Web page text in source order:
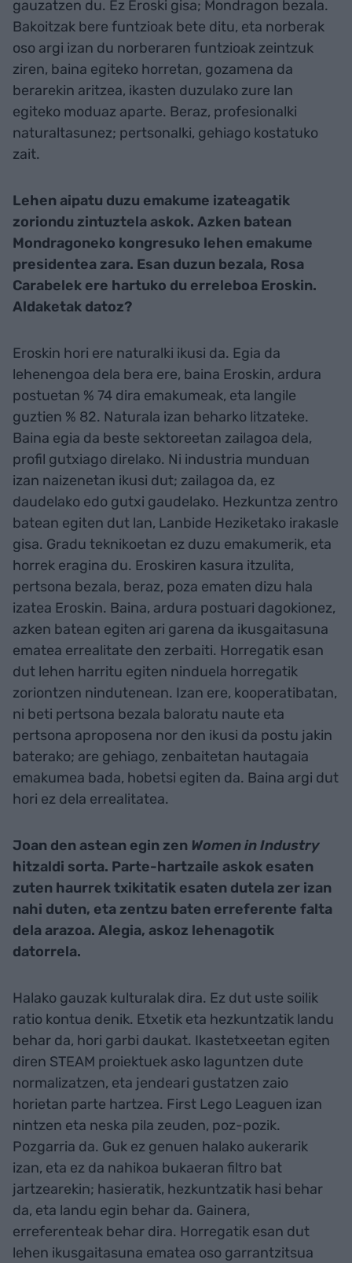
gauzatzen du. Ez Eroski gisa; Mondragon bezala.
Bakoitzak bere funtzioak bete ditu, eta norberak
oso argi izan du norberaren funtzioak zeintzuk
ziren, baina egiteko horretan, gozamena da
berarekin aritzea, ikasten duzulako zure lan
egiteko moduaz aparte. Beraz, profesionalki
naturaltasunez; pertsonalki, gehiago kostatuko
zait.
Lehen aipatu duzu emakume izateagatik
zoriondu zintuztela askok. Azken batean
Mondragoneko kongresuko lehen emakume
presidentea zara. Esan duzun bezala, Rosa
Carabelek ere hartuko du erreleboa Eroskin.
Aldaketak datoz?
Eroskin hori ere naturalki ikusi da. Egia da
lehenengoa dela bera ere, baina Eroskin, ardura
postuetan % 74 dira emakumeak, eta langile
guztien % 82. Naturala izan beharko litzateke.
Baina egia da beste sektoreetan zailagoa dela,
profil gutxiago direlako. Ni industria munduan
izan naizenetan ikusi dut; zailagoa da, ez
daudelako edo gutxi gaudelako. Hezkuntza zentro
batean egiten dut lan, Lanbide Heziketako irakasle
gisa. Gradu teknikoetan ez duzu emakumerik, eta
horrek eragina du. Eroskiren kasura itzulita,
pertsona bezala, beraz, poza ematen dizu hala
izatea Eroskin. Baina, ardura postuari dagokionez,
azken batean egiten ari garena da ikusgaitasuna
ematea errealitate den zerbaiti. Horregatik esan
dut lehen harritu egiten ninduela horregatik
zoriontzen nindutenean. Izan ere, kooperatibatan,
ni beti pertsona bezala baloratu naute eta
pertsona aproposena nor den ikusi da postu jakin
baterako; are gehiago, zenbaitetan hautagaia
emakumea bada, hobetsi egiten da. Baina argi dut
hori ez dela errealitatea.
Joan den astean egin zen Women in Industry
hitzaldi sorta. Parte-hartzaile askok esaten
zuten haurrek txikitatik esaten dutela zer izan
nahi duten, eta zentzu baten erreferente falta
dela arazoa. Alegia, askoz lehenagotik
datorrela.
Halako gauzak kulturalak dira. Ez dut uste soilik
ratio kontua denik. Etxetik eta hezkuntzatik landu
behar da, hori garbi daukat. Ikastetxeetan egiten
diren STEAM proiektuek asko laguntzen dute
normalizatzen, eta jendeari gustatzen zaio
horietan parte hartzea. First Lego Leaguen izan
nintzen eta neska pila zeuden, poz-pozik.
Pozgarria da. Guk ez genuen halako aukerarik
izan, eta ez da nahikoa bukaeran filtro bat
jartzearekin; hasieratik, hezkuntzatik hasi behar
da, eta landu egin behar da. Gainera,
erreferenteak behar dira. Horregatik esan dut
lehen ikusgaitasuna ematea oso garrantzitsua